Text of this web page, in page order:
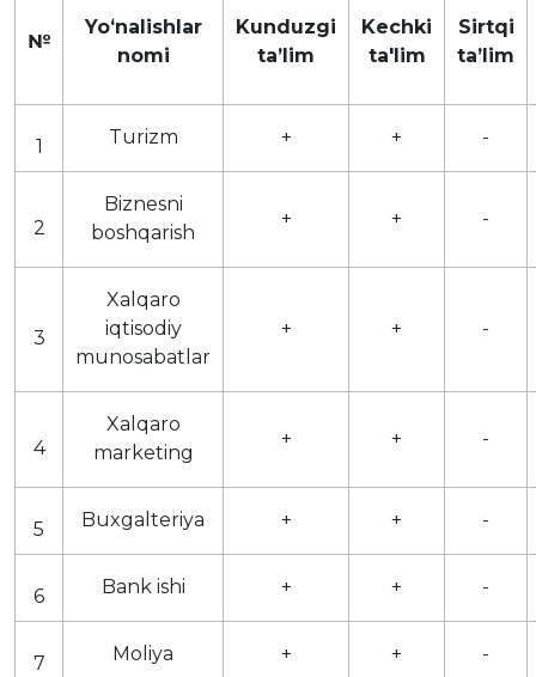
№
Yoʻnalishlar
nomi
Kunduzgi
taʼlim
Kechki
ta'lim
Sirtqi
taʼlim
1 Turizm + + -
2
Biznesni
boshqarish
+ + -
3
Xalqaro
iqtisodiy
munosabatlar
+ + -
4
Xalqaro
marketing
+ + -
5 Buxgalteriya + + -
6 Bank ishi + + -
7 Moliya + + -